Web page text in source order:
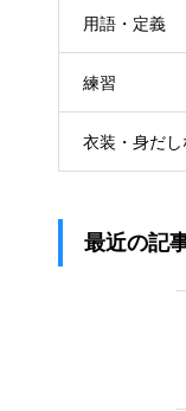
用語・定義
練習
衣装・身だし
最近の記